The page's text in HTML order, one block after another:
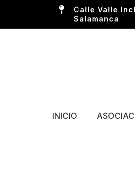
Calle Valle
Salamanca
INICIO